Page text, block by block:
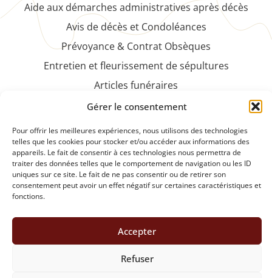
Gérer le consentement
Pour offrir les meilleures expériences, nous utilisons des technologies
telles que les cookies pour stocker et/ou accéder aux informations des
appareils. Le fait de consentir à ces technologies nous permettra de
traiter des données telles que le comportement de navigation ou les ID
uniques sur ce site. Le fait de ne pas consentir ou de retirer son
consentement peut avoir un effet négatif sur certaines caractéristiques et
fonctions.
Accepter
Refuser
Aide aux démarches administratives après décès
Avis de décès et Condoléances
Prévoyance & Contrat Obsèques
Entretien et fleurissement de sépultures
Articles funéraires
Faire-part et cartes de remerciements
NOS PRODUITS
Plaques funéraires et articles de souvenirs
Fleurs et compositions florales naturelles ou
artificielles
DEMANDE DE DEVIS